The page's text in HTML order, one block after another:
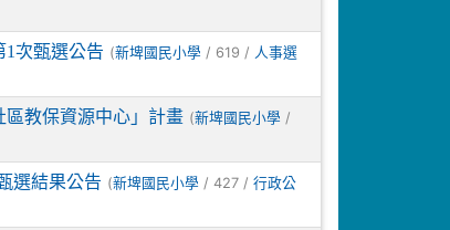
1次甄選公告 (新埤國民小學 / 619 / 人事選
區教保資源中心」計畫 (新埤國民小學 /
選結果公告 (新埤國民小學 / 427 / 行政公